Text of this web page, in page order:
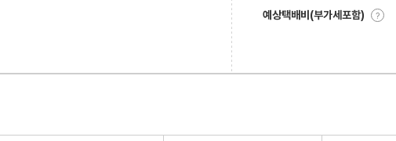
예상택배비(부가세포함) ?